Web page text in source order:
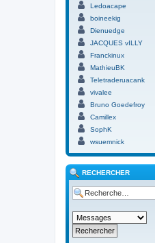
Ledoacape
boineekig
Dienuedge
JACQUES vILLY
Franckinux
MathieuBK
Teletraderuacank
vivalee
Bruno Goedefroy
Camillex
SophK
wsuemnick
RECHERCHER